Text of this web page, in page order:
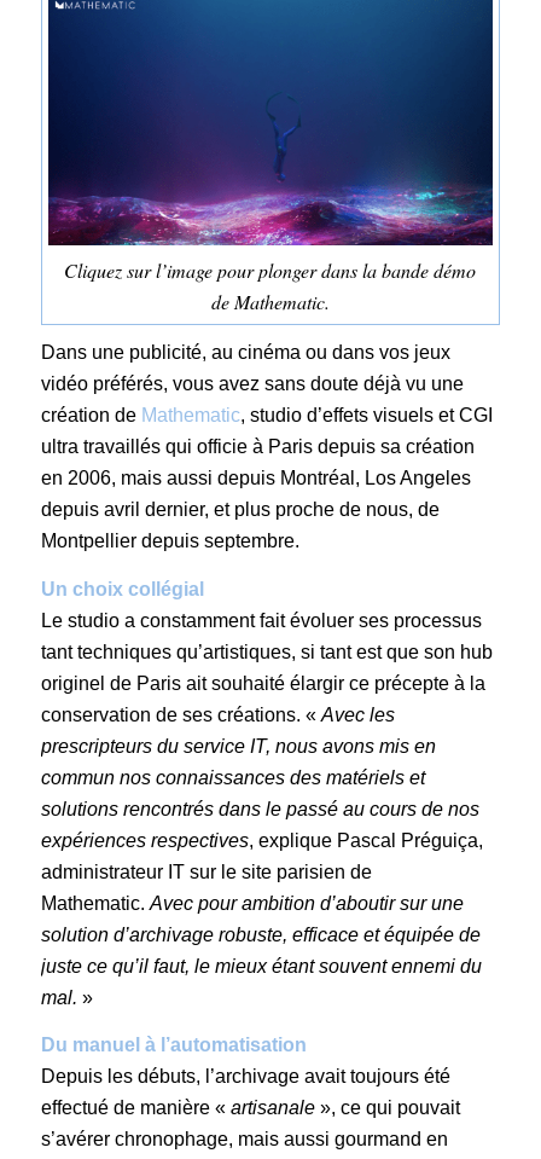
Cliquez sur l’image pour plonger dans la bande démo
de Mathematic.
Dans une publicité, au cinéma ou dans vos jeux
vidéo préférés, vous avez sans doute déjà vu une
création de Mathematic, studio d’effets visuels et CGI
ultra travaillés qui officie à Paris depuis sa création
en 2006, mais aussi depuis Montréal, Los Angeles
depuis avril dernier, et plus proche de nous, de
Montpellier depuis septembre.
Un choix collégial
Le studio a constamment fait évoluer ses processus
tant techniques qu’artistiques, si tant est que son hub
originel de Paris ait souhaité élargir ce précepte à la
conservation de ses créations. « Avec les
prescripteurs du service IT, nous avons mis en
commun nos connaissances des matériels et
solutions rencontrés dans le passé au cours de nos
expériences respectives, explique Pascal Préguiça,
administrateur IT sur le site parisien de
Mathematic. Avec pour ambition d’aboutir sur une
solution d’archivage robuste, efficace et équipée de
juste ce qu’il faut, le mieux étant souvent ennemi du
mal. »
Du manuel à l’automatisation
Depuis les débuts, l’archivage avait toujours été
effectué de manière « artisanale », ce qui pouvait
s’avérer chronophage, mais aussi gourmand en